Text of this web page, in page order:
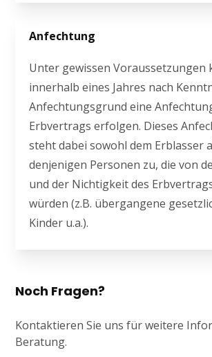
Anfechtung
Unter gewissen Voraussetzungen
innerhalb eines Jahres nach
Anfechtungsgrund eine
Erbvertrags erfolgen. Dieses
steht dabei sowohl dem Erblasser
denjenigen Personen zu, die von
und der Nichtigkeit des
würden (z.B. übergangene
Kinder u.a.).
Noch Fragen?
Kontaktieren Sie uns für weitere
Beratung.